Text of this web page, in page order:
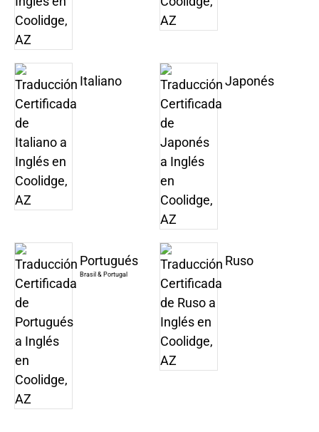
Italiano Japonés
Portugués
Brasil & Portugal
Ruso